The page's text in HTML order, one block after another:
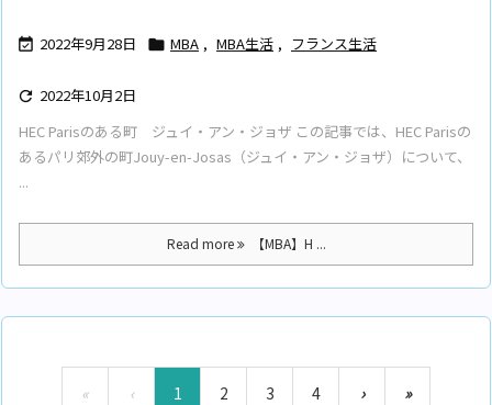
 2022年9月28日  MBA , MBA生活 , フランス生活
 2022年10月2日
HEC Parisのある町 ジュイ・アン・ジョザ この記事では、HEC Parisの
あるパリ郊外の町Jouy-en-Josas（ジュイ・アン・ジョザ）について、
...
Read more 【MBA】H ...
« ‹ 1 2 3 4 › »